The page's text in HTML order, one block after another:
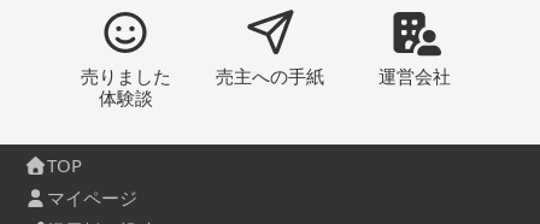
売りました
体験談
売主への手紙 運営会社
TOP
マイページ